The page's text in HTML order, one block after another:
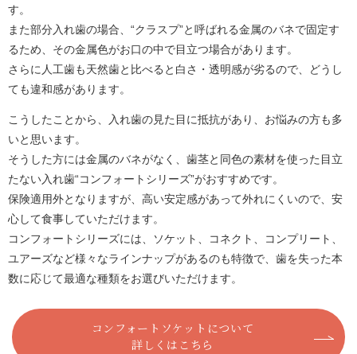
す。
また部分入れ歯の場合、“クラスプ”と呼ばれる金属のバネで固定す
るため、その金属色がお口の中で目立つ場合があります。
さらに人工歯も天然歯と比べると白さ・透明感が劣るので、どうし
ても違和感があります。
こうしたことから、入れ歯の見た目に抵抗があり、お悩みの方も多
いと思います。
そうした方には金属のバネがなく、歯茎と同色の素材を使った目立
たない入れ歯“コンフォートシリーズ”がおすすめです。
保険適用外となりますが、高い安定感があって外れにくいので、安
心して食事していただけます。
コンフォートシリーズには、ソケット、コネクト、コンプリート、
ユアーズなど様々なラインナップがあるのも特徴で、歯を失った本
数に応じて最適な種類をお選びいただけます。
コンフォートソケットについて
詳しくはこちら